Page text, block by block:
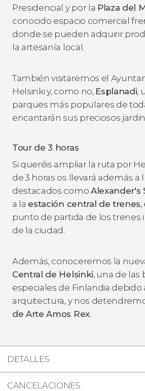
Presidencial y por la Plaza del
conocido espacio comercial
donde se pueden adquirir
la artesanía local.
También visitaremos el
Helsinki y, como no, Esplanadi,
parques más populares de
encantarán sus preciosos
Tour de 3 horas
Si queréis ampliar la ruta por
de 3 horas os llevará además a
destacados como Alexander's
a la estación central de trenes
punto de partida de los trenes
de la ciudad.
Además, conoceremos la
Central de Helsinki, una de las
especiales de Finlandia debido
arquitectura, y nos
de Arte Amos Rex.
DETALLES
CANCELACIONES